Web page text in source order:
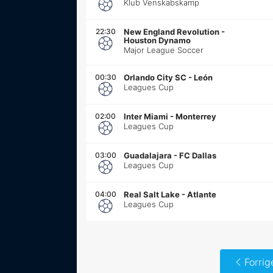
Klub Venskabskamp
22:30 New England Revolution -
Houston Dynamo
Major League Soccer
00:30 Orlando City SC -León
Leagues Cup
02:00 Inter Miami -Monterrey
Leagues Cup
03:00 Guadalajara -FC Dallas
Leagues Cup
04:00 Real Salt Lake -Atlante
Leagues Cup